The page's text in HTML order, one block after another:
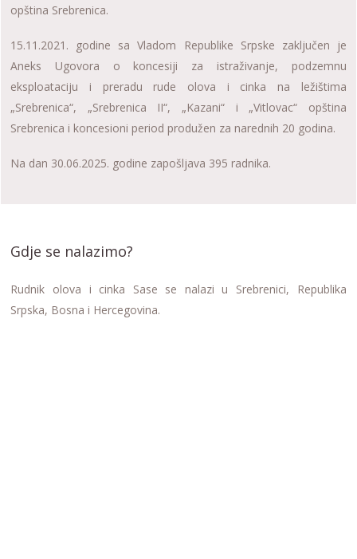
opština Srebrenica.
15.11.2021. godine sa Vladom Republike Srpske zaklјučen je
Aneks Ugovora o koncesiji za istraživanje, podzemnu
eksploataciju i preradu rude olova i cinka na ležištima
„Srebrenica“, „Srebrenica II“, „Kazani“ i „Vitlovac“ opština
Srebrenica i koncesioni period produžen za narednih 20 godina.
Na dan 30.06.2025. godine zapošlјava 395 radnika.
Gdje se nalazimo?
Rudnik olova i cinka Sase se nalazi u Srebrenici, Republika
Srpska, Bosna i Hercegovina.